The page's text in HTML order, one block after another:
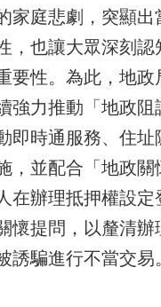
家庭悲劇，突顯出
，也讓大眾深刻認
要性。為此，地政
強力推動「地政阻
即時通服務、住址
，並配合「地政關
在辦理抵押權設定
懷提問，以釐清辦
誘騙進行不當交易